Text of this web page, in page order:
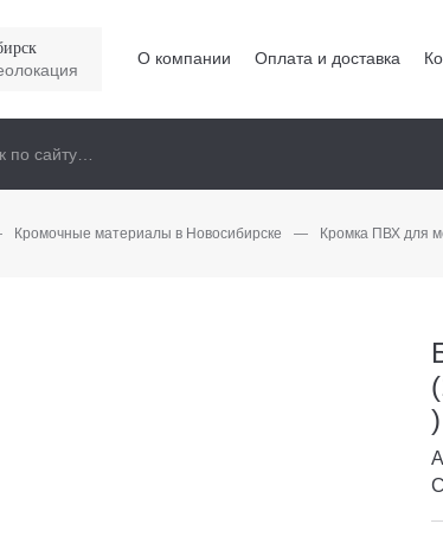
О компании Оплата и доставка
Кромочные материалы в Новосибирске — Кромка ПВХ для
)